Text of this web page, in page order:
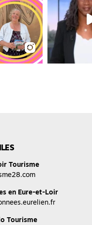
Tourisme
en Eure-et-Loir
Tourisme